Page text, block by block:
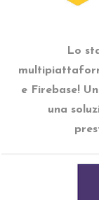
Lo
e Firebase!
una